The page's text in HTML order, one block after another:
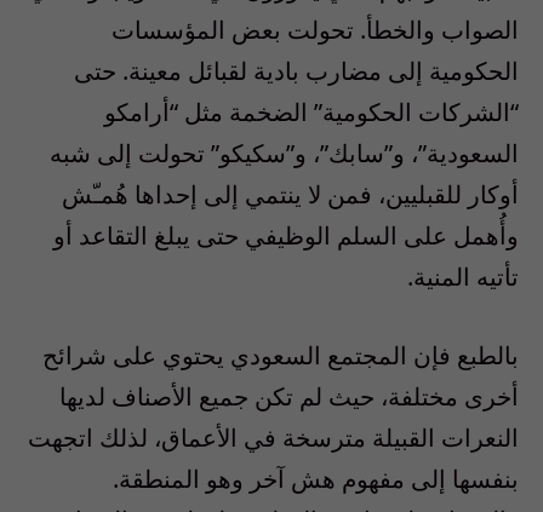
الصواب والخطأ. تحولت بعض المؤسسات
الحكومية إلى مضارب بادية لقبائل معينة. حتى
“الشركات الحكومية” الضخمة مثل “أرامكو
السعودية”، و”سابك”، و”سكيكو” تحولت إلى شبه
أوكار للقبليين، فمن لا ينتمي إلى إحداها هُمـّش
وأُهمل على السلم الوظيفي حتى يبلغ التقاعد أو
تأتيه المنية.
بالطبع فإن المجتمع السعودي يحتوي على شرائح
أخرى مختلفة، حيث لم تكن جميع الأصناف لديها
النعرات القبيلة مترسخة في الأعماق، لذلك اتجهت
بنفسها إلى مفهوم هش آخر وهو المنطقة.